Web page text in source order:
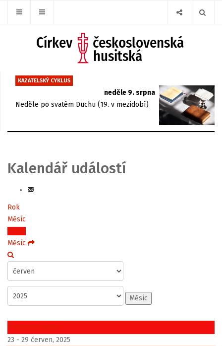
KAZATELSKÝ CYKLUS
neděle 9. srpna
Neděle po svatém Duchu (19. v mezidobí)
Kalendář událostí
Rok
Měsíc
Týden
Měsíc
Měsíc
Předchozí týden
23 - 29 červen, 2025